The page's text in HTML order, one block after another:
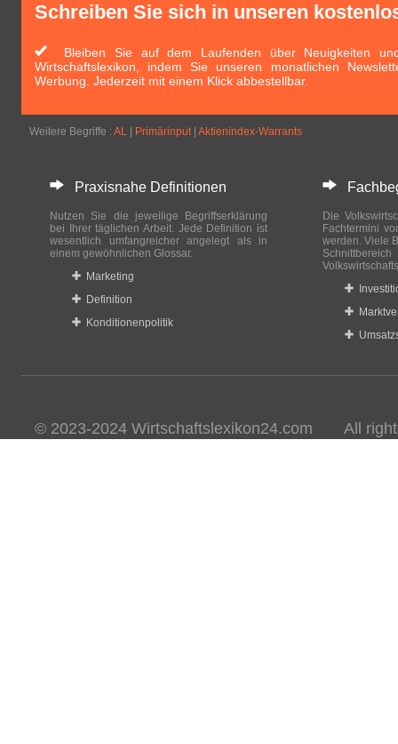
Schreiben Sie sich in unseren
Bleiben Sie auf dem Laufenden über Neuigkeiten
Wirtschaftslexikon, indem Sie unseren monatlichen
Werbung. Jederzeit mit einem Klick abbestellbar.
Weitere Begriffe : AL Primärinput| Aktienindex-Warrants
Praxisnahe Definitionen
Nutzen Sie die jeweilige Begriffserklärung
bei Ihrer täglichen Arbeit. Jede Definition ist
wesentlich umfangreicher angelegt als in
einem gewöhnlichen Glossar.
Marketing
Definition
Konditionenpolitik
Die
Fachtermini
werden. Viele
© 2023-2024 Wirtschaftslexikon24.com All